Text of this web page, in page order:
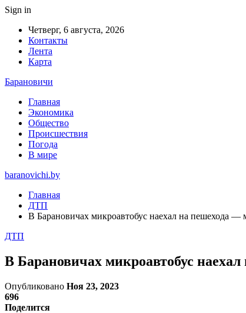
Sign in
Четверг, 6 августа, 2026
Контакты
Лента
Карта
Барановичи
Главная
Экономика
Общество
Происшествия
Погода
В мире
baranovichi.by
Главная
ДТП
В Барановичах микроавтобус наехал на пешехода —
ДТП
В Барановичах микроавтобус
Опубликовано Ноя 23, 2023
696
Поделится